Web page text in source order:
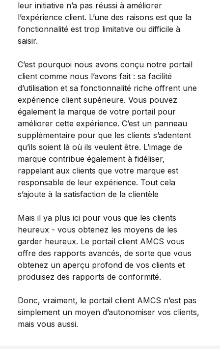
leur initiative n’a pas réussi à améliorer
l’expérience client. L’une des raisons est que la
fonctionnalité est trop limitative ou difficile à
saisir.
C’est pourquoi nous avons conçu notre portail
client comme nous l’avons fait : sa facilité
d’utilisation et sa fonctionnalité riche offrent une
expérience client supérieure. Vous pouvez
également la marque de votre portail pour
améliorer cette expérience. C’est un panneau
supplémentaire pour que les clients s’adentent
qu’ils soient là où ils veulent être. L’image de
marque contribue également à fidéliser,
rappelant aux clients que votre marque est
responsable de leur expérience. Tout cela
s’ajoute à la satisfaction de la clientèle
Mais il ya plus ici pour vous que les clients
heureux - vous obtenez les moyens de les
garder heureux. Le portail client AMCS vous
offre des rapports avancés, de sorte que vous
obtenez un aperçu profond de vos clients et
produisez des rapports de conformité.
Donc, vraiment, le portail client AMCS n’est pas
simplement un moyen d’autonomiser vos clients,
mais vous aussi.